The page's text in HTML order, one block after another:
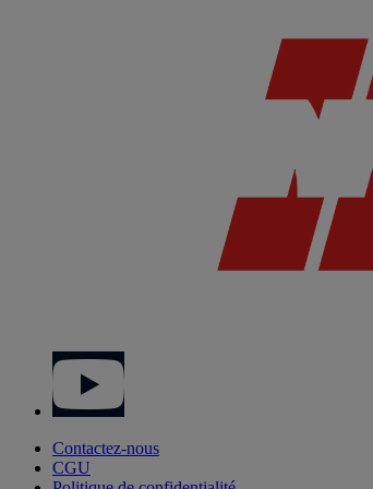
Contactez-nous
CGU